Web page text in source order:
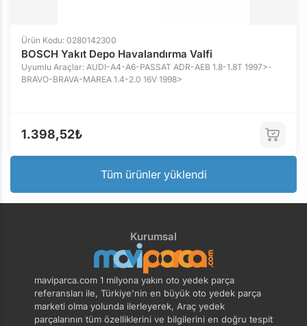
Ürün Kodu: 0280142300
BOSCH Yakıt Depo Havalandırma Valfi
Uyumlu Araçlar: AUDI-A4-A6-PASSAT ADR-AEB 1.8-1.8T 1997>-
BRAVO-BRAVA-MAREA 1.4-2.0 16V 1998>
1.398,52₺
Tüm ürünler yüklendi
Kurumsal
maviparca.com 1 milyona yakın oto yedek parça
referansları ile, Türkiye'nin en büyük oto yedek parça
marketi olma yolunda ilerleyerek, Araç yedek
parçalarının tüm özelliklerini ve bilgilerini en doğru tespit